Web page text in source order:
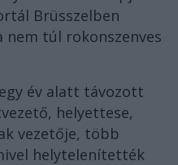
Brüsszelben
nem túl rokonszenves
év alatt távozott
helyettese,
vezetője, több
helytelenítették